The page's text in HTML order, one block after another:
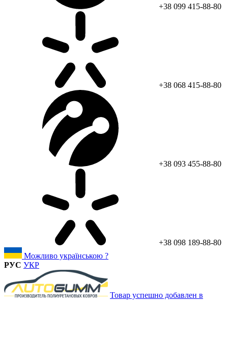
+38 099 415-88-80
+38 068 415-88-80
+38 093 455-88-80
+38 098 189-88-80
Можливо українською ?
РУС УКР
Товар успешно добавлен в